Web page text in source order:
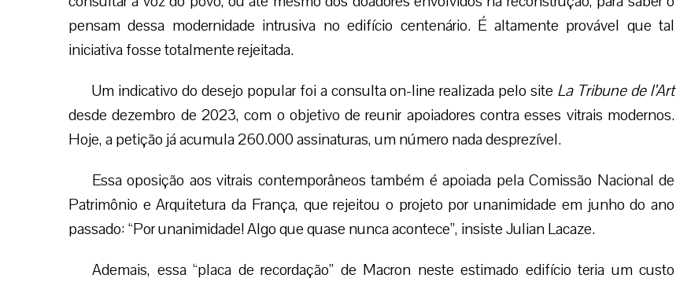
pensam dessa modernidade intrusiva no edifício centenário. É altamente provável que tal
iniciativa fosse totalmente rejeitada.
Um indicativo do desejo popular foi a consulta on-line realizada pelo site La Tribune de l’Art
desde dezembro de 2023, com o objetivo de reunir apoiadores contra esses vitrais modernos.
Hoje, a petição já acumula 260.000 assinaturas, um número nada desprezível.
Essa oposição aos vitrais contemporâneos também é apoiada pela Comissão Nacional de
Patrimônio e Arquitetura da França, que rejeitou o projeto por unanimidade em junho do ano
passado: “Por unanimidade! Algo que quase nunca acontece”, insiste Julian Lacaze.
Ademais, essa “placa de recordação” de Macron neste estimado edifício teria um custo